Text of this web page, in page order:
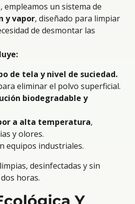
, empleamos un sistema de
y vapor, diseñado para limpiar
de desmontar las
de tela y nivel de suciedad.
eliminar el polvo superficial.
biodegradable y
a alta temperatura,
y olores.
equipos industriales.
desinfectadas y sin
horas.